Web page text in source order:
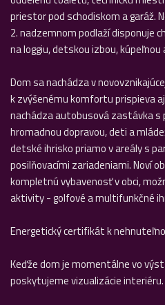
priestor pod schodiskom a garáž.
2. nadzemnom podlaží disponuje
na loggiu, detskou izbou,
Dom sa nachádza v
k zvýšenému komfortu prispieva
nachádza autobusová zastávka
hromadnou dopravou, deti a
detské ihrisko priamo v areály s
posilňovacími zariadeniami. Noví
kompletnú vybavenosť v obci,
aktivity - golfové a multifunkčné
Energetický certifikát k
Keďže dom je momentálne vo
poskytujeme vizualizácie interiéru.